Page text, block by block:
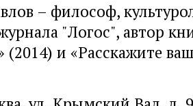
– философ,
"Логос", автор
(2014) и «Расскажите